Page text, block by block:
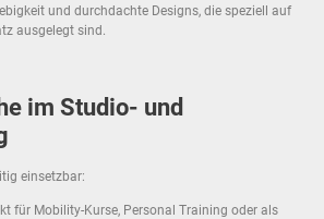
und durchdachte Designs, die speziell auf
ausgelegt sind.
im Studio- und
einsetzbar:
für Mobility-Kurse, Personal Training oder als